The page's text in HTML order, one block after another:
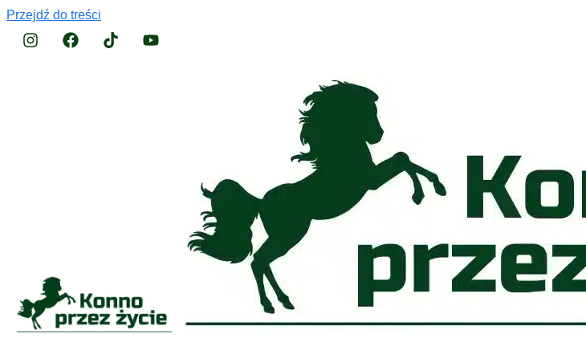
Przejdź do treści